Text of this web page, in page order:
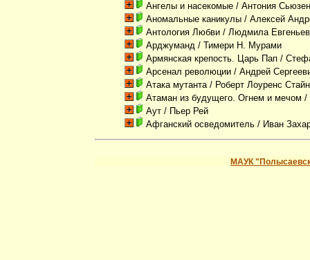
Ангелы и насекомые / Антония
Аномальные каникулы / Алексей
Антология Любви / Людмила
Арджуманд / Тимери Н. Мурами
Армянская крепость. Царь Пап /
Арсенал революции / Андрей
Атака мутанта/ Роберт Лоуренс Стайн
Атаман из будущего. Огнем и мечом /
Аут / Пьер Рей
Афганский осведомитель / Иван
МАУК